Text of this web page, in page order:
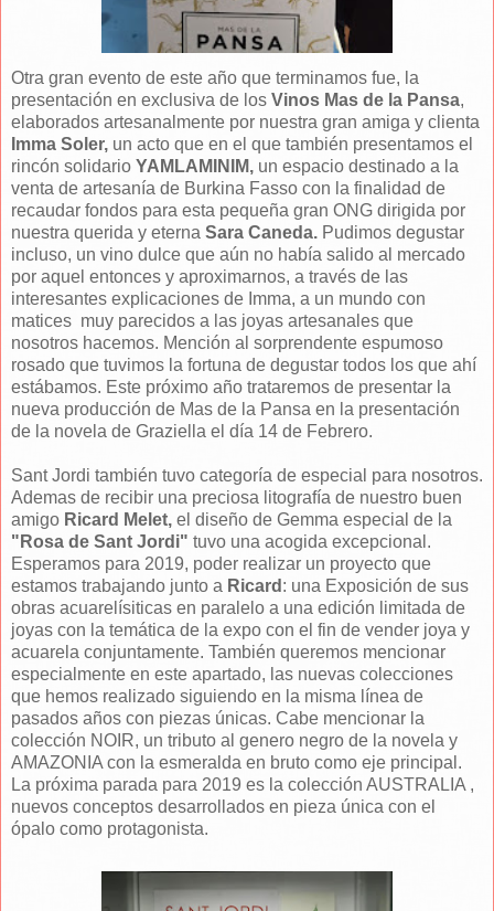
Otra gran evento de este año que terminamos fue, la
presentación en exclusiva de los Vinos Mas de la Pansa,
elaborados artesanalmente por nuestra gran amiga y clienta
Imma Soler, un acto que en el que también presentamos el
rincón solidario YAMLAMINIM, un espacio destinado a la
venta de artesanía de Burkina Fasso con la finalidad de
recaudar fondos para esta pequeña gran ONG dirigida por
nuestra querida y eterna Sara Caneda. Pudimos degustar
incluso, un vino dulce que aún no había salido al mercado
por aquel entonces y aproximarnos, a través de las
interesantes explicaciones de Imma, a un mundo con
matices muy parecidos a las joyas artesanales que
nosotros hacemos. Mención al sorprendente espumoso
rosado que tuvimos la fortuna de degustar todos los que ahí
estábamos. Este próximo año trataremos de presentar la
nueva producción de Mas de la Pansa en la presentación
de la novela de Graziella el día 14 de Febrero.
Sant Jordi también tuvo categoría de especial para nosotros.
Ademas de recibir una preciosa litografía de nuestro buen
amigo Ricard Melet, el diseño de Gemma especial de la
"Rosa de Sant Jordi" tuvo una acogida excepcional.
Esperamos para 2019, poder realizar un proyecto que
estamos trabajando junto a Ricard : una Exposición de sus
obras acuarelísiticas en paralelo a una edición limitada de
joyas con la temática de la expo con el fin de vender joya y
acuarela conjuntamente. También queremos mencionar
especialmente en este apartado, las nuevas colecciones
que hemos realizado siguiendo en la misma línea de
pasados años con piezas únicas. Cabe mencionar la
colección NOIR, un tributo al genero negro de la novela y
AMAZONIA con la esmeralda en bruto como eje principal.
La próxima parada para 2019 es la colección AUSTRALIA ,
nuevos conceptos desarrollados en pieza única con el
ópalo como protagonista.